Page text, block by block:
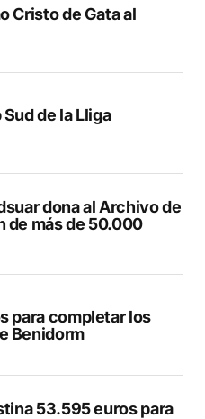
Cristo de Gata al
de la Lliga
dona al Archivo de
de más de 50.000
para completar los
Benidorm
53.595 euros para